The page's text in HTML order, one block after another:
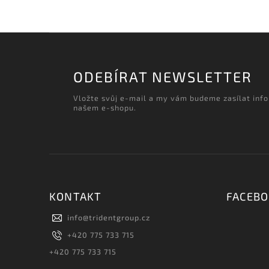
ODEBÍRAT NEWSLETTER
Vložte svůj e-mail a my vám budeme zasílat
našem e-shopu.
KONTAKT
info@tridentgroup.cz
+420 775 733 715
+420 775 733 715